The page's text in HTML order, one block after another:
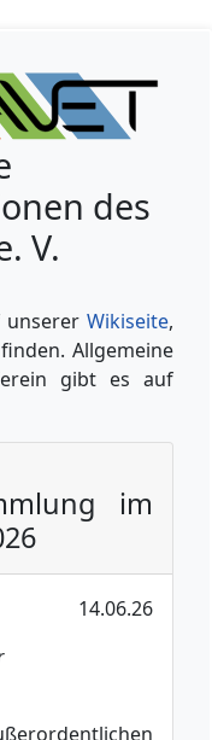
des
V.
unserer Wikiseite,
Allgemeine
gibt es auf
im
14.06.26